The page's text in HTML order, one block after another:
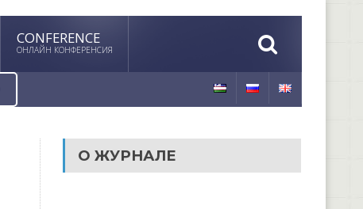
CONFERENCE
ОНЛАЙН КОНФЕРЕНСИЯ
О ЖУРНАЛЕ